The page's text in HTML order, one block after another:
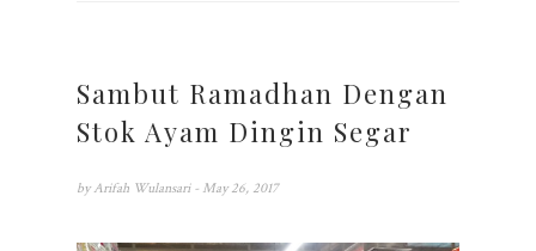
Sambut Ramadhan Dengan
Stok Ayam Dingin Segar
by Arifah Wulansari - May 26, 2017